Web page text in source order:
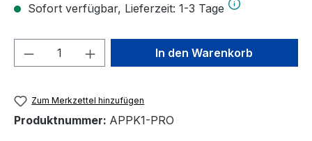
Sofort verfügbar, Lieferzeit: 1-3 Tage
Produkt Anzahl: Gib denIn den Warenkorb
Zum Merkzettel hinzufügen
Produktnummer: APPK1-PRO